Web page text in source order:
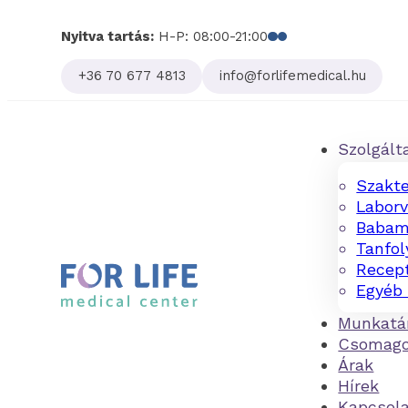
Nyitva tartás: H-P: 08:00-21:00Follow us on
Follow us on
+36 70 677 4813
info@forlifemedical.hu
Árak
Hírek